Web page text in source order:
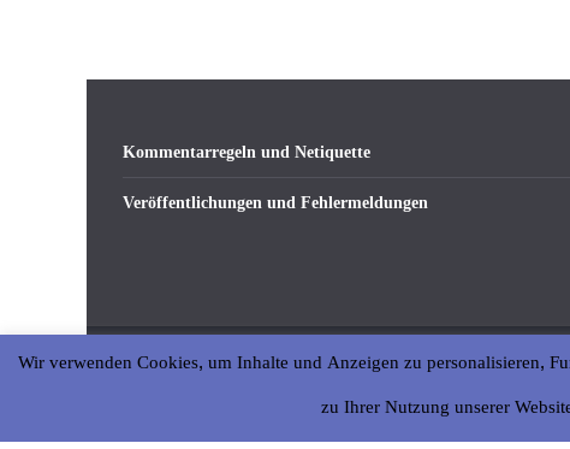
Kommentarregeln und Netiquette
Veröffentlichungen und Fehlermeldungen
Copyright © 2026abseits-ka . All rights reserved.
Wir verwenden Cookies, um Inhalte und Anzeigen zu personalisieren,
zu Ihrer Nutzung unserer